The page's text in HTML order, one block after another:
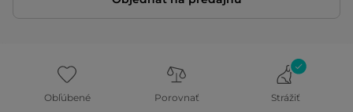
Obľúbené Porovnať Strážiť